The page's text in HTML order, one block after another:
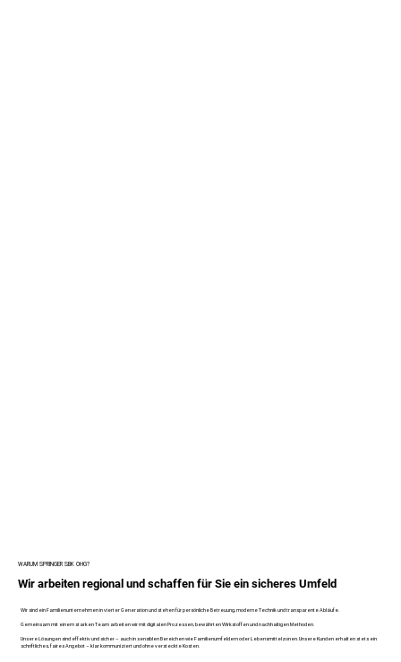
WARUM SPRINGER SBK OHG?
Wir arbeiten regional und schaffen für Sie ein sicheres Umfeld
Wir sind ein Familienunternehmen in vierter Generation und stehen für persönliche Betreuung, moderne Technik und transparente Abläufe.
Gemeinsam mit einem starken Team arbeiten wir mit digitalen Prozessen, bewährten Wirkstoffen und nachhaltigen Methoden.
Unsere Lösungen sind effektiv und sicher – auch in sensiblen Bereichen wie Familienumfeldern oder Lebensmittelzonen. Unsere Kunden erhalten stets ein
schriftliches, faires Angebot – klar kommuniziert und ohne versteckte Kosten.